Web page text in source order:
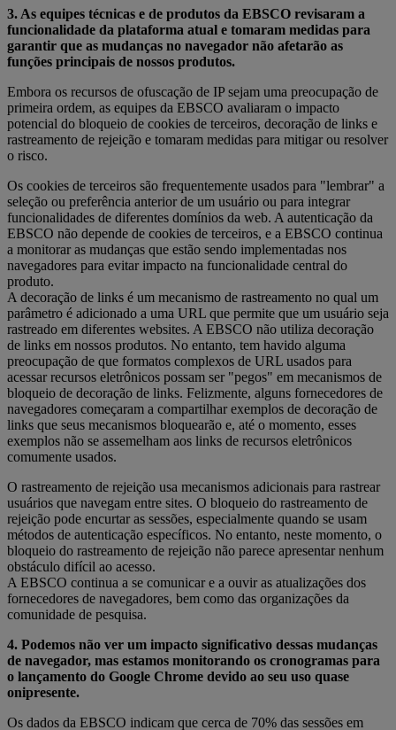
3. As equipes técnicas e de produtos da EBSCO revisaram a
funcionalidade da plataforma atual e tomaram medidas para
garantir que as mudanças no navegador não afetarão as
funções principais de nossos produtos.
Embora os recursos de ofuscação de IP sejam uma preocupação de
primeira ordem, as equipes da EBSCO avaliaram o impacto
potencial do bloqueio de cookies de terceiros, decoração de links e
rastreamento de rejeição e tomaram medidas para mitigar ou resolver
o risco.
Os cookies de terceiros são frequentemente usados para "lembrar" a
seleção ou preferência anterior de um usuário ou para integrar
funcionalidades de diferentes domínios da web. A autenticação da
EBSCO não depende de cookies de terceiros, e a EBSCO continua
a monitorar as mudanças que estão sendo implementadas nos
navegadores para evitar impacto na funcionalidade central do
produto.
A decoração de links é um mecanismo de rastreamento no qual um
parâmetro é adicionado a uma URL que permite que um usuário seja
rastreado em diferentes websites. A EBSCO não utiliza decoração
de links em nossos produtos. No entanto, tem havido alguma
preocupação de que formatos complexos de URL usados para
acessar recursos eletrônicos possam ser "pegos" em mecanismos de
bloqueio de decoração de links. Felizmente, alguns fornecedores de
navegadores começaram a compartilhar exemplos de decoração de
links que seus mecanismos bloquearão e, até o momento, esses
exemplos não se assemelham aos links de recursos eletrônicos
comumente usados.
O rastreamento de rejeição usa mecanismos adicionais para rastrear
usuários que navegam entre sites. O bloqueio do rastreamento de
rejeição pode encurtar as sessões, especialmente quando se usam
métodos de autenticação específicos. No entanto, neste momento, o
bloqueio do rastreamento de rejeição não parece apresentar nenhum
obstáculo difícil ao acesso.
A EBSCO continua a se comunicar e a ouvir as atualizações dos
fornecedores de navegadores, bem como das organizações da
comunidade de pesquisa.
4. Podemos não ver um impacto significativo dessas mudanças
de navegador, mas estamos monitorando os cronogramas para
o lançamento do Google Chrome devido ao seu uso quase
onipresente.
Os dados da EBSCO indicam que cerca de 70% das sessões em